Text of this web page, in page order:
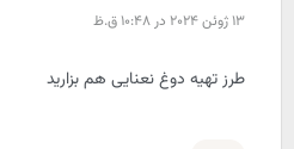
13 ژوئن 2024 در 10:48 ق.ظ
طرز تهیه دوغ نعنایی هم بزارید